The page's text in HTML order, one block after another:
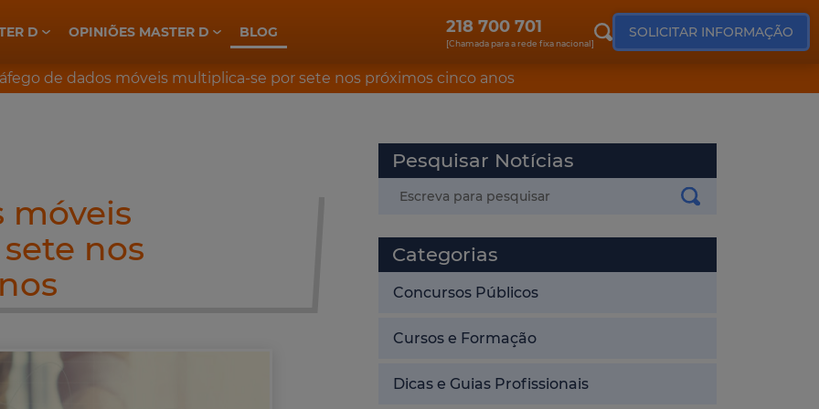
D OPINIÕES MASTER D BLOG 218 700 701
[Chamada para a rede fixa nacional]
SOLICITAR INFORMAÇÃO
de dados móveis multiplica-se por sete nos próximos cinco anos
móveis
nos
Pesquisar Notícias
Categorias
Concursos Públicos
Cursos e Formação
Dicas e Guias Profissionais